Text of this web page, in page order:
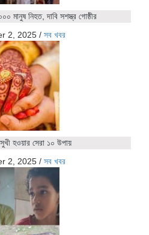
মানুষ নিহত, দাবি সশস্ত্র গোষ্ঠীর
2, 2025 / সব খবর
হওয়ার সেরা ১০ উপায়
2, 2025 / সব খবর